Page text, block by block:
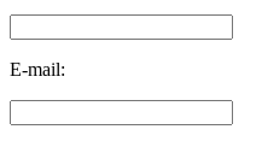
E-mail: